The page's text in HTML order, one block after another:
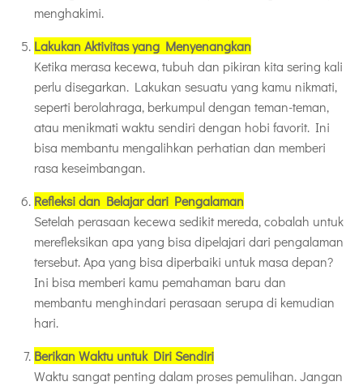
menghakimi.
Lakukan Aktivitas yang Menyenangkan
Ketika merasa kecewa, tubuh dan pikiran kita sering kali
perlu disegarkan. Lakukan sesuatu yang kamu nikmati,
seperti berolahraga, berkumpul dengan teman-teman,
atau menikmati waktu sendiri dengan hobi favorit. Ini
bisa membantu mengalihkan perhatian dan memberi
rasa keseimbangan.
Refleksi dan Belajar dari Pengalaman
Setelah perasaan kecewa sedikit mereda, cobalah untuk
merefleksikan apa yang bisa dipelajari dari pengalaman
tersebut. Apa yang bisa diperbaiki untuk masa depan?
Ini bisa memberi kamu pemahaman baru dan
membantu menghindari perasaan serupa di kemudian
hari.
Berikan Waktu untuk Diri Sendiri
Waktu sangat penting dalam proses pemulihan. Jangan